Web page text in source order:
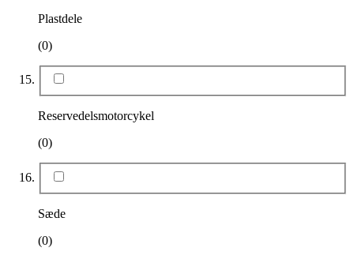
Plastdele
(0)
Reservedelsmotorcykel
(0)
Sæde
(0)